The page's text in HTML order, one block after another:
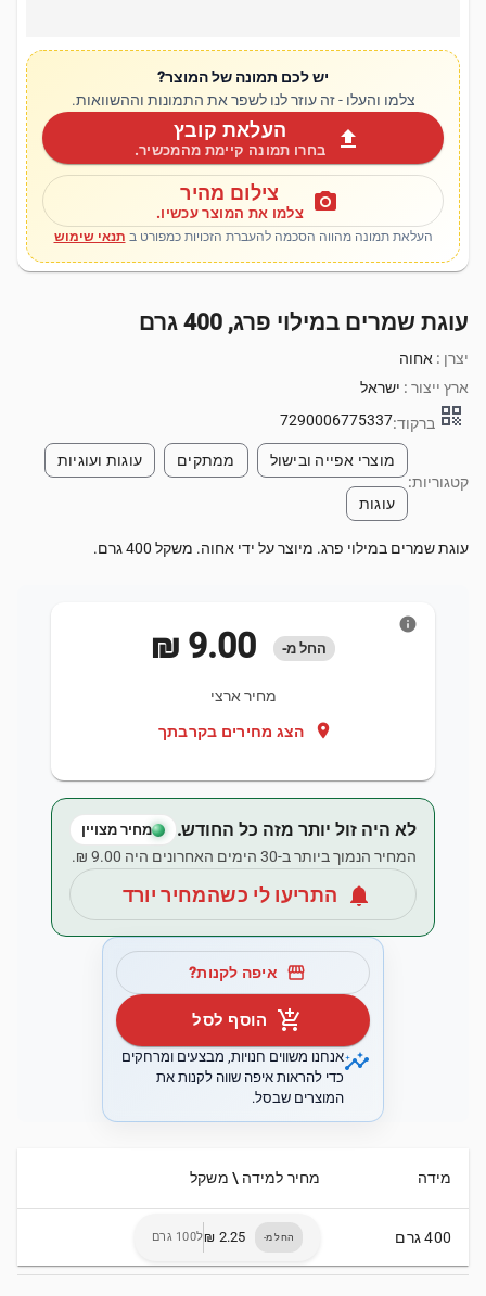
יש לכם תמונה של המוצר?
צלמו והעלו - זה עוזר לנו לשפר את התמונות וההשוואות.
upload העלאת קובץ
בחרו תמונה קיימת מהמכשיר.
photo_camera צילום מהיר
צלמו את המוצר עכשיו.
העלאת תמונה מהווה הסכמה להעברת הזכויות כמפורט ב תנאי שימוש
עוגת שמרים במילוי פרג, 400 גרם
יצרן : אחוה
ארץ ייצור : ישראל
qr_code ברקוד:7290006775337
קטגוריות:
מוצרי אפייה ובישול ממתקים עוגות ועוגיות
עוגות
עוגת שמרים במילוי פרג. מיוצר על ידי אחוה. משקל 400 גרם.
החל מ-
מחיר ארצי
location_on הצג מחירים בקרבתך
info
לא היה זול יותר מזה כל החודש. מחיר מצויין
המחיר הנמוך ביותר ב-30 הימים האחרונים היה ‏9.00 ‏₪.
notifications התריעו לי כשהמחיר יורד
storefront איפה לקנות?
add_shopping_cart הוסף לסל
insightsאנחנו משווים חנויות, מבצעים ומרחקים
כדי להראות איפה שווה לקנות את
המוצרים שבסל.
מידה מחיר למידה \ משקל
400 גרם החל מ- ל100 גרם